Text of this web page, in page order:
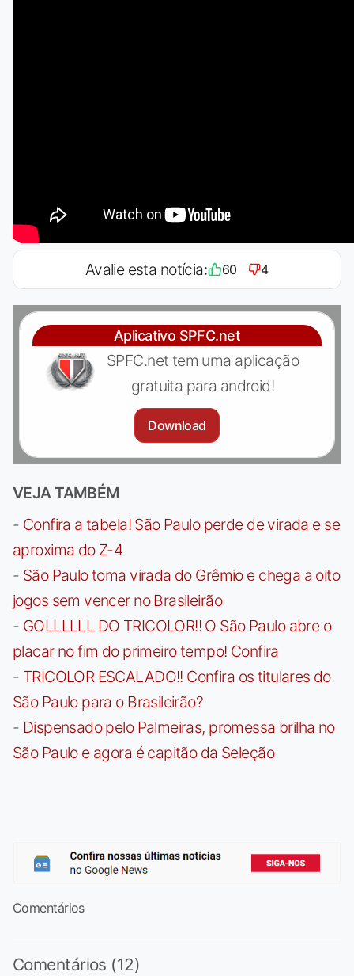
Avalie esta notícia: 60 4
Aplicativo SPFC.net
SPFC.net tem uma aplicação
gratuita para android!
Download
VEJA TAMBÉM
- Confira a tabela! São Paulo perde de virada e se
aproxima do Z-4
- São Paulo toma virada do Grêmio e chega a oito
jogos sem vencer no Brasileirão
- GOLLLLLL DO TRICOLOR!! O São Paulo abre o
placar no fim do primeiro tempo! Confira
- TRICOLOR ESCALADO!! Confira os titulares do
São Paulo para o Brasileirão?
- Dispensado pelo Palmeiras, promessa brilha no
São Paulo e agora é capitão da Seleção
Comentários
Comentários (12)